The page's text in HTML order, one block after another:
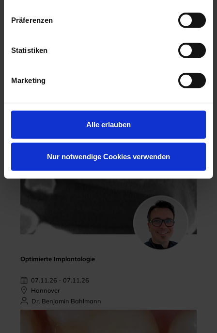
Präferenzen
Statistiken
Marketing
Alle erlauben
Nur notwendige Cookies verwenden
06.11.26 - 07.11.26
Dr. Hanni Lohmar
Optimierte Implantologie
07.11.26 - 07.11.26
Hannover
Dr. Benjamin Bahlmann